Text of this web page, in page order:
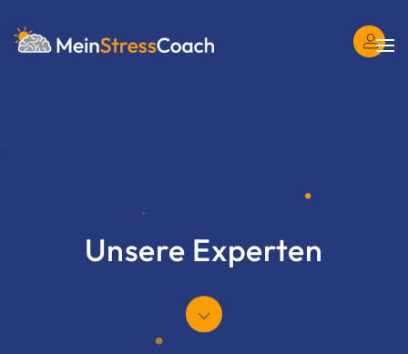
Skip to main content
Login
Unsere Experten